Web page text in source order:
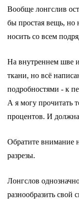
Вообще лонгслив
бы простая вещь, но
носить со всем
На внутреннем шве
ткани, но всё
подробностями - к
А я могу прочитать
процентов. И должна
Обратите внимание
разрезы.
Лонгслов
разнообразить свой